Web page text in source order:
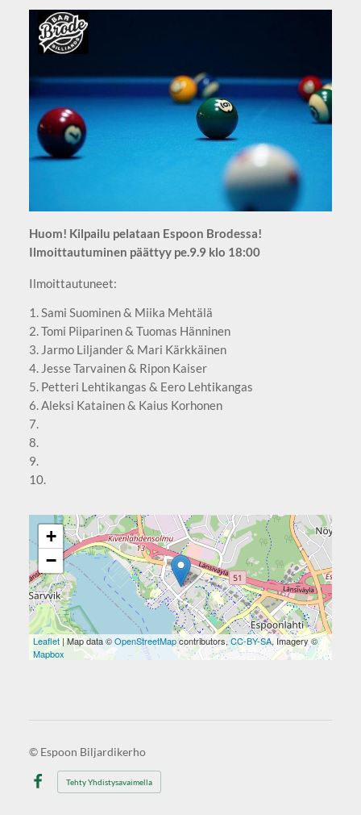
Huom! Kilpailu pelataan Espoon Brodessa!
Ilmoittautuminen päättyy pe.9.9 klo 18:00
Ilmoittautuneet:
1. Sami Suominen & Miika Mehtälä
2. Tomi Piiparinen & Tuomas Hänninen
3. Jarmo Liljander & Mari Kärkkäinen
4. Jesse Tarvainen & Ripon Kaiser
5. Petteri Lehtikangas & Eero Lehtikangas
6. Aleksi Katainen & Kaius Korhonen
7.
8.
9.
10.
+
−
Leaflet| Map data ©OpenStreetMapcontributors,CC-BY-SA, Imagery ©
Mapbox
© Espoon Biljardikerho
Facebook
Tehty Yhdistysavaimella